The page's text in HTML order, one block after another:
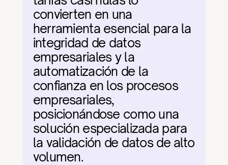
convierten en una
herramienta esencial para la
integridad de datos
empresariales y la
automatización de la
confianza en los procesos
empresariales,
posicionándose como una
solución especializada para
la validación de datos de alto
volumen.